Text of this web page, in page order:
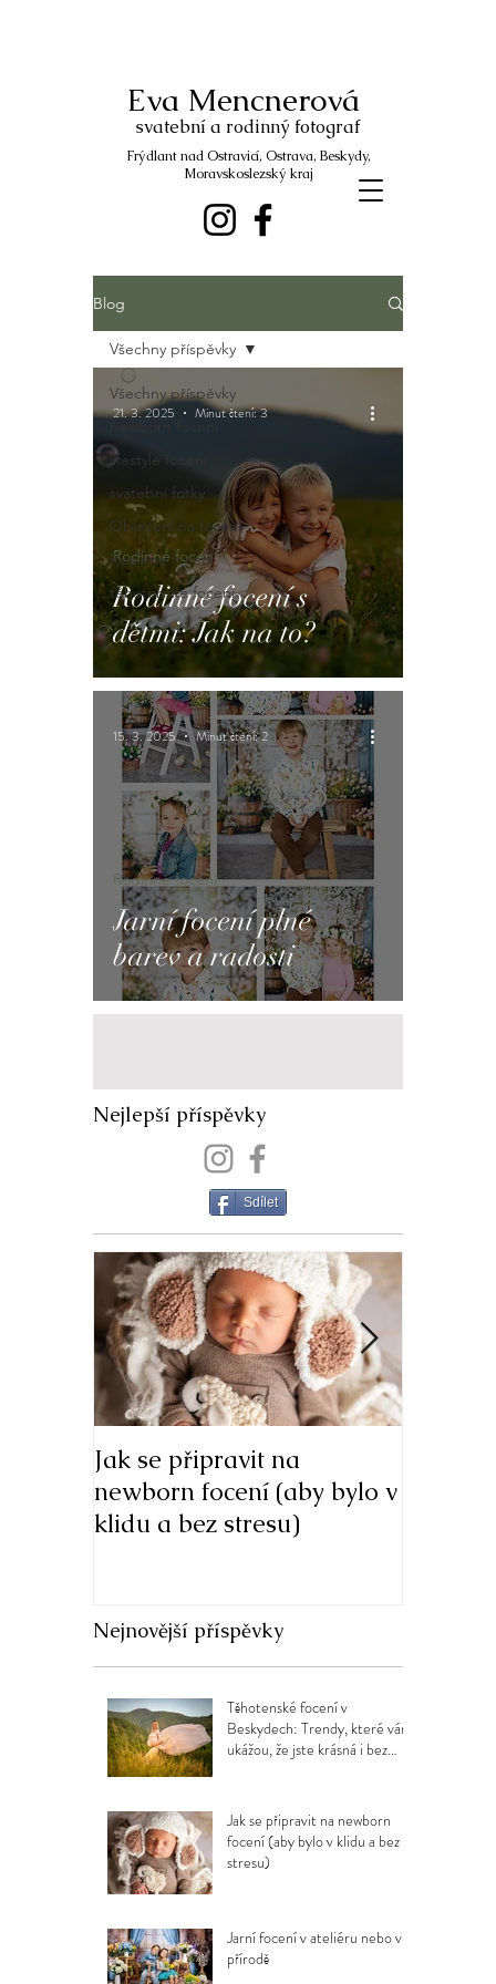
svatební a rodinný fotograf
Eva Mencnerová
Frýdlant nad Ostravicí, Ostrava, Beskydy,
Moravskoslezský kraj
Blog
Všechny příspěvky
lifestyle focení
svatební fotky
Oblečení na focení
Rodinné focení
těhotenské focení
Všechny příspěvky
Rodinné focení s
dětmi: Jak na to?
Rodinné focení
21. 3. 2025 Minut čtení: 3
Jarní focení plné
barev a radosti
Rodinné focení
15. 3. 2025 Minut čtení: 2
Nejlepší příspěvky
Sdílet
Jak se připravit na
newborn focení (aby bylo v
klidu a bez stresu)
Nejnovější příspěvky
Těhotenské focení v
Beskydech: Trendy, které vám
ukážou, že jste krásná i bez
Jak se připravit na newborn
focení (aby bylo v klidu a bez
stresu)
Jarní focení v ateliéru nebo v
přírodě